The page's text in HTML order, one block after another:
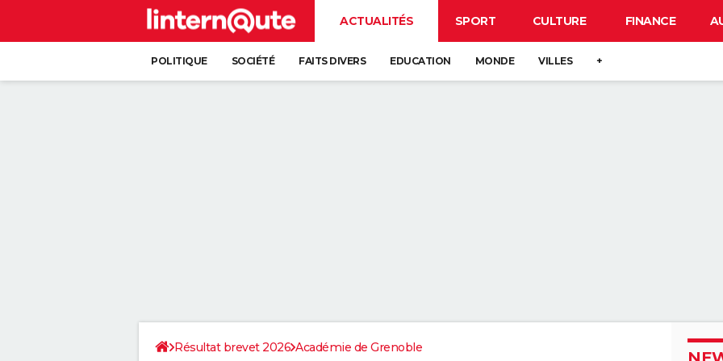
ACTUALITÉS SPORT CULTURE FINANCE
POLITIQUE SOCIÉTÉ FAITS DIVERS EDUCATION MONDE VILLES +
Résultat brevet 2026 Académie de Grenoble